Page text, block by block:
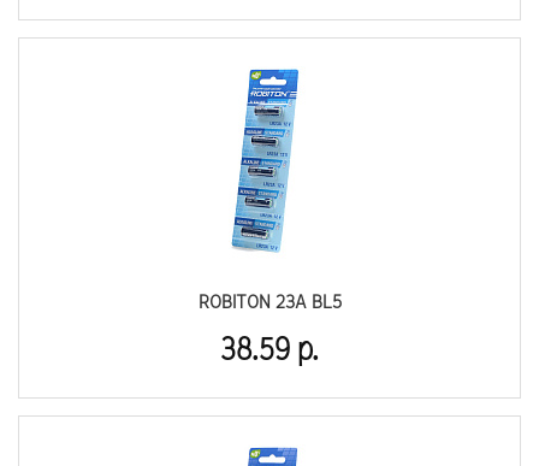
ROBITON 23A BL5
38.59 р.